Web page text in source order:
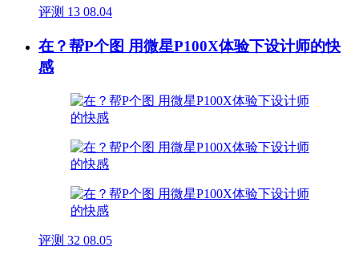
评测 13 08.04
在？帮P个图 用微星P100X体验下设计师的快
感
评测 32 08.05